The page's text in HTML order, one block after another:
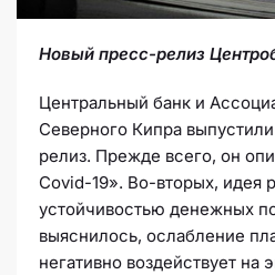
Новый пресс-релиз
Центральный банк и
Северного Кипра
релиз. Прежде всего, он
Covid-19». Во-вторых, идея
устойчивостью денежных
выяснилось, ослабление
негативно воздействует на